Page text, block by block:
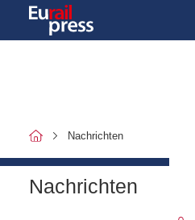
Nachrichten
Nachrichten